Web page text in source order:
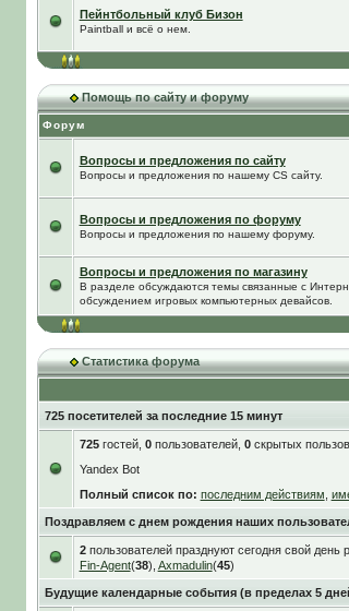
Пейнтбольный клуб Бизон
Paintball и всё о нем.
Помощь по сайту и форуму
Форум
Вопросы и предложения по сайту
Вопросы и предложения по нашему CS сайту.
Вопросы и предложения по форуму
Вопросы и предложения по нашему форуму.
Вопросы и предложения по магазину
В разделе обсуждаются темы связанные с
обсуждением игровых компьютерных девайсов.
Статистика форума
725 посетителей за последние 15 минут
725гостей, 0пользователей, 0скрытых
Yandex Bot
Полный список по: последним действиям
Поздравляем с днем рождения наших
2пользователей празднуют сегодня свой день
Fin-Agent(38), Axmadulin(45)
Будущие календарные события (в пределах 5